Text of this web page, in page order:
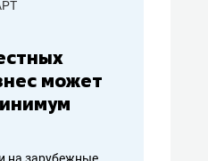
может